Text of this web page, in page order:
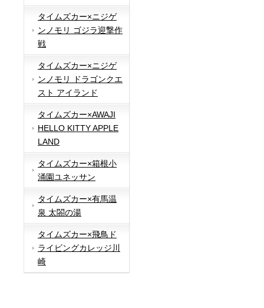
タイムズカー×ニジゲ
ンノモリ ゴジラ迎撃作
戦
タイムズカー×ニジゲ
ンノモリ ドラゴンクエ
スト アイランド
タイムズカー×AWAJI
HELLO KITTY APPLE
LAND
タイムズカー×箱根小
涌園ユネッサン
タイムズカー×有馬温
泉 太閤の湯
タイムズカー×飛鳥ド
ライビングカレッジ川
崎